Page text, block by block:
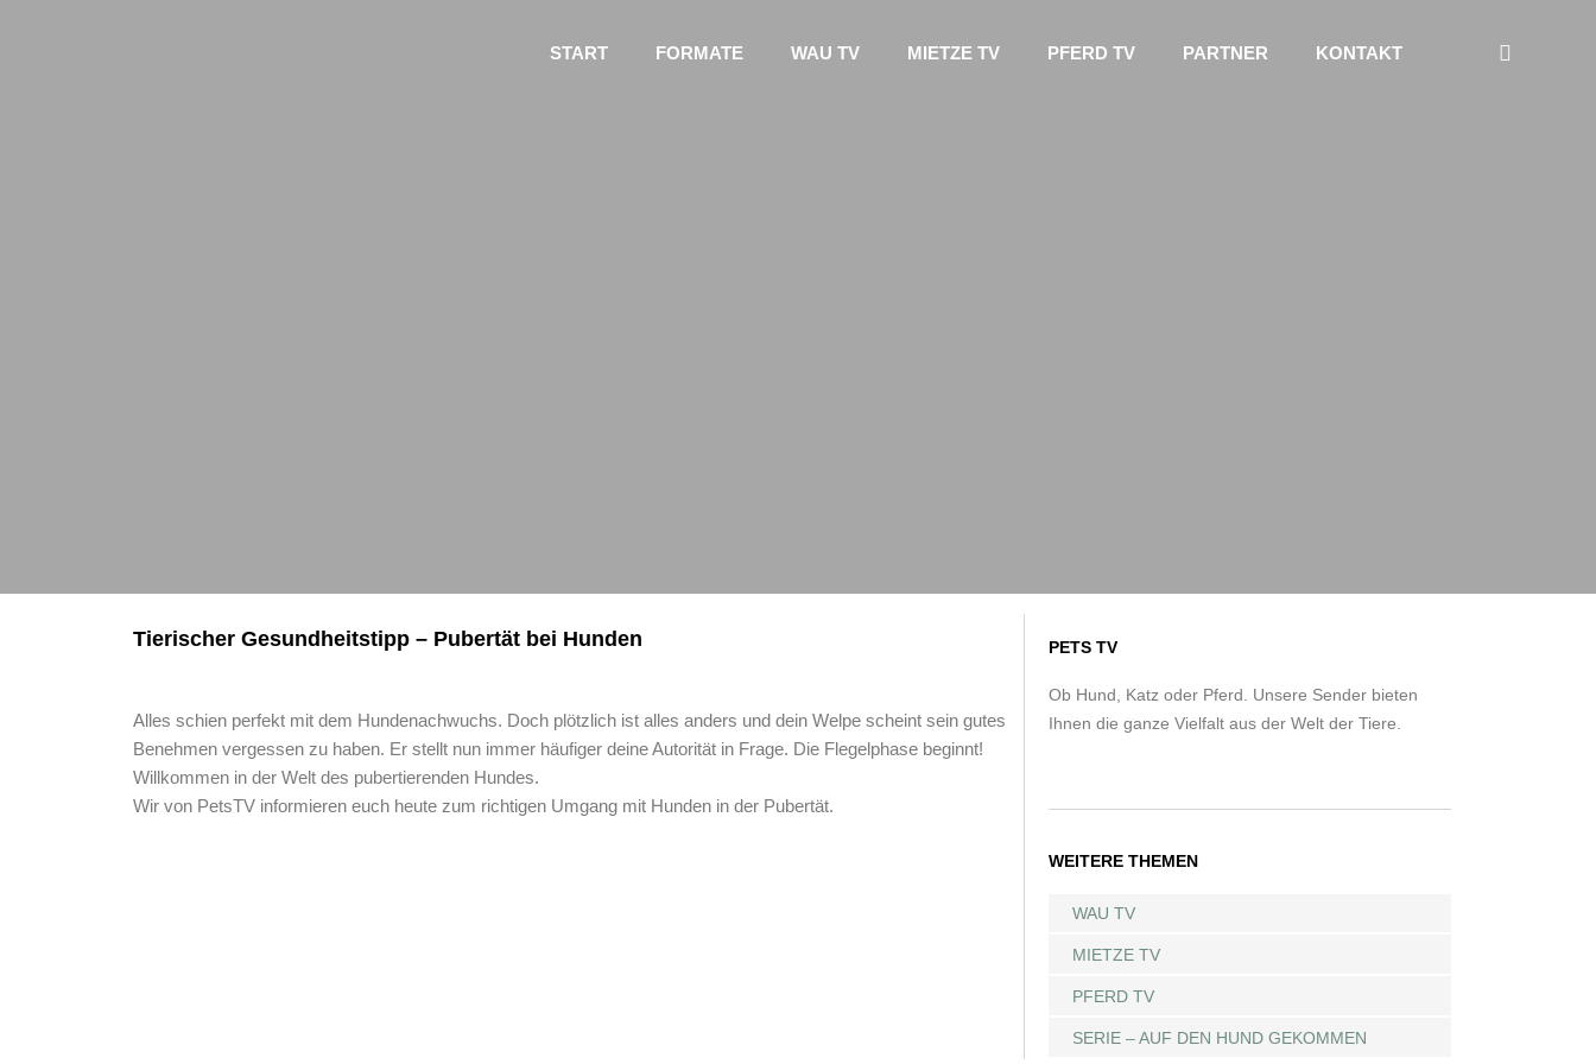
START FORMATE WAU TV MIETZE TV PFERD TV PARTNER KONTAKT
Tierischer Gesundheitstipp – Pubertät bei Hunden
Alles schien perfekt mit dem Hundenachwuchs. Doch plötzlich ist alles anders und dein Welpe scheint sein gutes
Benehmen vergessen zu haben. Er stellt nun immer häufiger deine Autorität in Frage. Die Flegelphase beginnt!
Willkommen in der Welt des pubertierenden Hundes.
Wir von PetsTV informieren euch heute zum richtigen Umgang mit Hunden in der Pubertät.
PETS TV
Ob Hund, Katz oder Pferd. Unsere Sender bieten
Ihnen die ganze Vielfalt aus der Welt der Tiere.
WEITERE THEMEN
WAU TV
MIETZE TV
PFERD TV
SERIE – AUF DEN HUND GEKOMMEN